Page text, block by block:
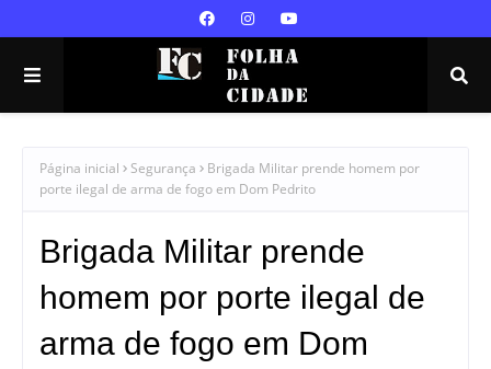
Página inicial Segurança
Brigada Militar prende homem por
porte ilegal de arma de fogo em Dom Pedrito
Brigada Militar prende
homem por porte ilegal de
arma de fogo em Dom